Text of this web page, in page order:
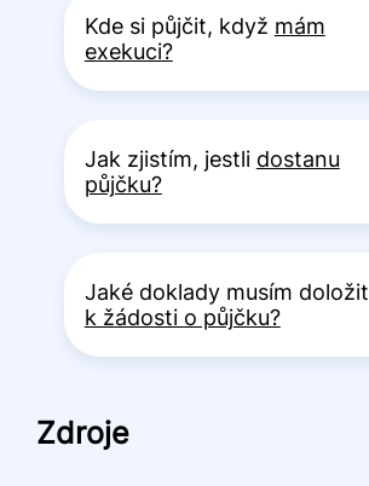
Kde si půjčit, když mám
exekuci?
Jak zjistím, jestli dostanu
půjčku?
Jaké doklady musím doložit
k žádosti o půjčku?
Zdroje